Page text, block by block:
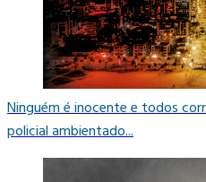
Ninguém é inocente e todos
policial ambientado...